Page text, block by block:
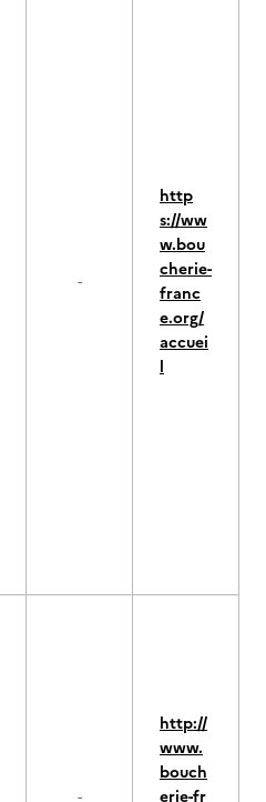
-
http
s://ww
w.bou
cherie-
franc
e.org/
accuei
l
-
http://
www.
bouch
erie-fr